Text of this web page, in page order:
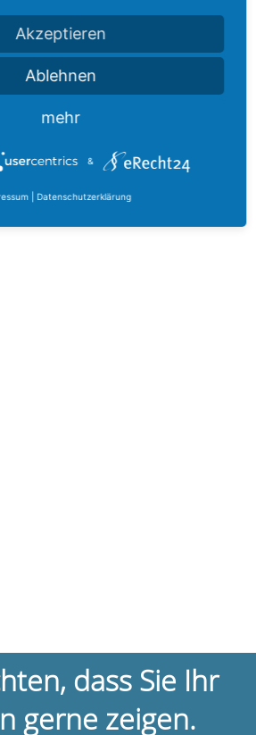
Position zu führen. Der
wirkt sich auch positiv aufSprache,
aus. Im Einzelnen:
Twin Block, Fränkel
dass Sie Ihr
gerne zeigen.
Akzeptieren
Ablehnen
mehr
&
Datenschutzerklärung